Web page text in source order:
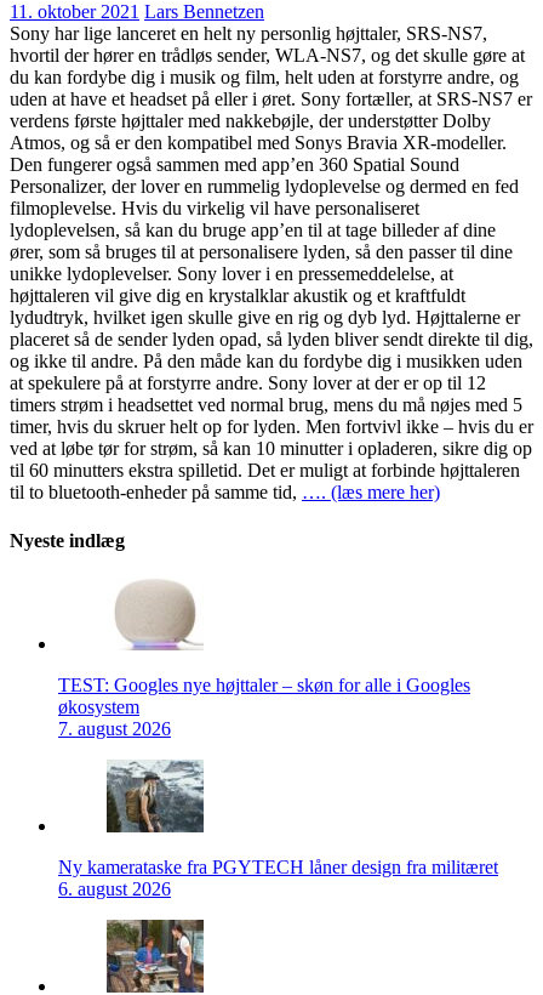
11. oktober 2021 Lars Bennetzen
Sony har lige lanceret en helt ny personlig højttaler, SRS-NS7,
hvortil der hører en trådløs sender, WLA-NS7, og det skulle gøre at
du kan fordybe dig i musik og film, helt uden at forstyrre andre, og
uden at have et headset på eller i øret. Sony fortæller, at SRS-NS7 er
verdens første højttaler med nakkebøjle, der understøtter Dolby
Atmos, og så er den kompatibel med Sonys Bravia XR-modeller.
Den fungerer også sammen med app’en 360 Spatial Sound
Personalizer, der lover en rummelig lydoplevelse og dermed en fed
filmoplevelse. Hvis du virkelig vil have personaliseret
lydoplevelsen, så kan du bruge app’en til at tage billeder af dine
ører, som så bruges til at personalisere lyden, så den passer til dine
unikke lydoplevelser. Sony lover i en pressemeddelelse, at
højttaleren vil give dig en krystalklar akustik og et kraftfuldt
lydudtryk, hvilket igen skulle give en rig og dyb lyd. Højttalerne er
placeret så de sender lyden opad, så lyden bliver sendt direkte til dig,
og ikke til andre. På den måde kan du fordybe dig i musikken uden
at spekulere på at forstyrre andre. Sony lover at der er op til 12
timers strøm i headsettet ved normal brug, mens du må nøjes med 5
timer, hvis du skruer helt op for lyden. Men fortvivl ikke – hvis du er
ved at løbe tør for strøm, så kan 10 minutter i opladeren, sikre dig op
til 60 minutters ekstra spilletid. Det er muligt at forbinde højttaleren
til to bluetooth-enheder på samme tid, …. (læs mere her)
Nyeste indlæg
TEST: Googles nye højttaler – skøn for alle i Googles
økosystem
7. august 2026
Ny kamerataske fra PGYTECH låner design fra militæret
6. august 2026